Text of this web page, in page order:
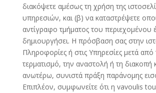
διακόψετε αμέσως τη χρήση της
υπηρεσιών, και (β) να καταστρέψετε
αντίγραφο τμήματος του περιεχομένου
δημιουργήσει. Η πρόσβαση σας στην
Πληροφορίες ή στις Υπηρεσίες μετά από
τερματισμό, την αναστολή ή τη διακοπή
ανωτέρω, συνιστά πράξη παράνομης
Επιπλέον, συμφωνείτε ότι η vavoulis